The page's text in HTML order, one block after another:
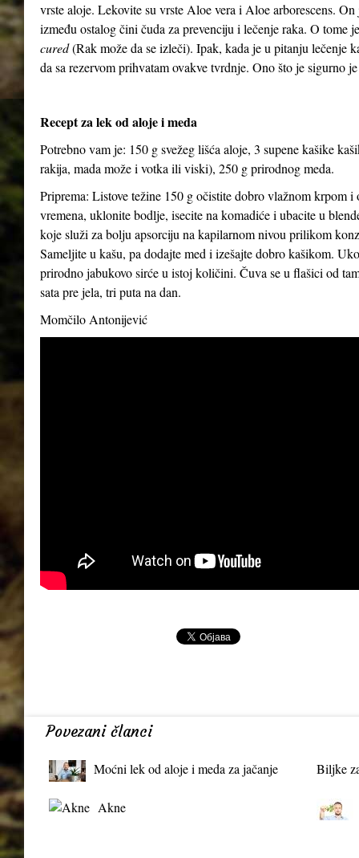
vrste aloje. Lekovite su vrste Aloe vera i Aloe arborescens.
između ostalog čini čuda za prevenciju i lečenje raka. O
cured(Rak može da se izleči). Ipak, kada je u pitanju lečenje
da sa rezervom prihvatam ovakve tvrdnje. Ono što je sigurno
Recept za lek od aloje i meda
Potrebno vam je: 150 g svežeg lišća aloje, 3 supene kašike
rakija, mada može i votka ili viski), 250 g prirodnog meda.
Priprema: Listove težine 150 g očistite dobro vlažnom krpom
vremena, uklonite bodlje, isecite na komadiće i ubacite u
koje služi za bolju apsorciju na kapilarnom nivou prilikom
Sameljite u kašu, pa dodajte med i izešajte dobro kašikom.
prirodno jabukovo sirće u istoj količini. Čuva se u flašici od
sata pre jela, tri puta na dan.
Momčilo Antonijević
Povezani članci
Moćni lek od aloje i meda za jačanje
Biljke
Akne